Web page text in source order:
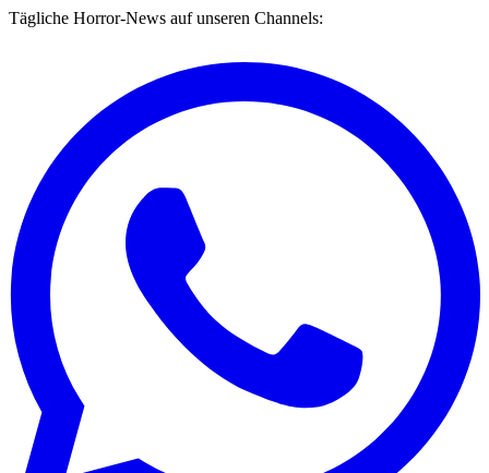
Tägliche Horror-News auf unseren Channels: